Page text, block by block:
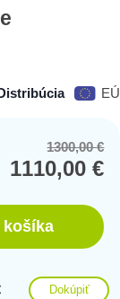
EÚ
1300,00€
1110,00€
Dokúpiť